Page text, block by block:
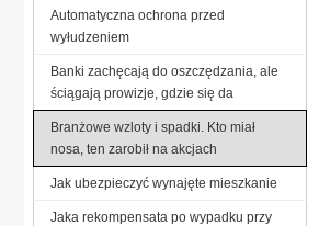
Automatyczna ochrona przed
wyłudzeniem
Banki zachęcają do oszczędzania, ale
ściągają prowizje, gdzie się da
Branżowe wzloty i spadki. Kto miał
nosa, ten zarobił na akcjach
Jak ubezpieczyć wynajęte mieszkanie
Jaka rekompensata po wypadku przy